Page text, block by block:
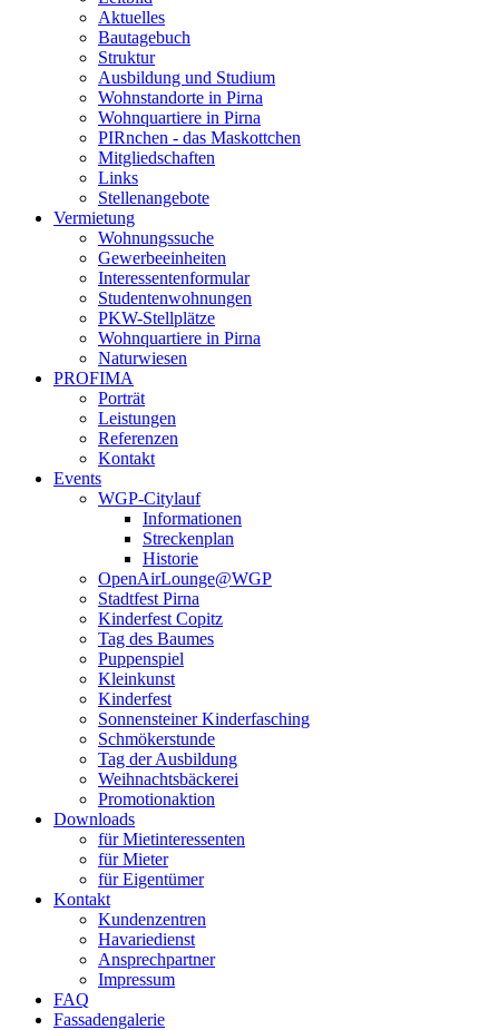
Aktuelles
Bautagebuch
Struktur
Ausbildung und Studium
Wohnstandorte in Pirna
Wohnquartiere in Pirna
PIRnchen - das Maskottchen
Mitgliedschaften
Links
Stellenangebote
Vermietung
Wohnungssuche
Gewerbeeinheiten
Interessentenformular
Studentenwohnungen
PKW-Stellplätze
Wohnquartiere in Pirna
Naturwiesen
PROFIMA
Porträt
Leistungen
Referenzen
Kontakt
Events
WGP-Citylauf
Informationen
Streckenplan
Historie
OpenAirLounge@WGP
Stadtfest Pirna
Kinderfest Copitz
Tag des Baumes
Puppenspiel
Kleinkunst
Kinderfest
Sonnensteiner Kinderfasching
Schmökerstunde
Tag der Ausbildung
Weihnachtsbäckerei
Promotionaktion
Downloads
für Mietinteressenten
für Mieter
für Eigentümer
Kontakt
Kundenzentren
Havariedienst
Ansprechpartner
Impressum
FAQ
Fassadengalerie